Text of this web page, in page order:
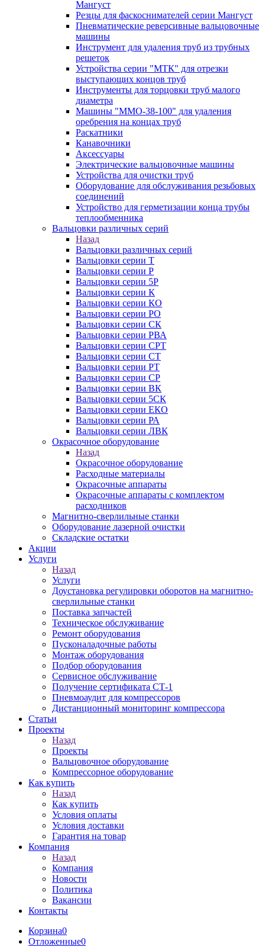
Мангуст
Резцы для фаскоснимателей серии Мангуст
Пневматические реверсивные вальцовочные
машины
Инструмент для удаления труб из трубных
решеток
Устройства серии "МТК" для отрезки
выступающих концов труб
Инструменты для торцовки труб малого
диаметра
Машины "ММО-38-100" для удаления
оребрения на концах труб
Раскатники
Канавочники
Аксессуары
Электрические вальцовочные машины
Устройства для очистки труб
Оборудование для обслуживания резьбовых
соединений
Устройство для герметизации конца трубы
теплообменника
Вальцовки различных серий
Назад
Вальцовки различных серий
Вальцовки серии Т
Вальцовки серии Р
Вальцовки серии 5Р
Вальцовки серии К
Вальцовки серии КО
Вальцовки серии РО
Вальцовки серии СК
Вальцовки серии РВА
Вальцовки серии СРТ
Вальцовки серии СТ
Вальцовки серии РТ
Вальцовки серии СР
Вальцовки серии ВК
Вальцовки серии 5СК
Вальцовки серии ЕКО
Вальцовки серии РА
Вальцовки серии ЛВК
Окрасочное оборудование
Назад
Окрасочное оборудование
Расходные материалы
Окрасочные аппараты
Окрасочные аппараты с комплектом
расходников
Магнитно-сверлильные станки
Оборудование лазерной очистки
Складские остатки
Акции
Услуги
Назад
Услуги
Доустановка регулировки оборотов на магнитно-
сверлильные станки
Поставка запчастей
Техническое обслуживание
Ремонт оборудования
Пусконаладочные работы
Монтаж оборудования
Подбор оборудования
Сервисное обслуживание
Получение сертификата СТ-1
Пневмоаудит для компрессоров
Дистанционный мониторинг компрессора
Статьи
Проекты
Назад
Проекты
Вальцовочное оборудование
Компрессорное оборудование
Как купить
Назад
Как купить
Условия оплаты
Условия доставки
Гарантия на товар
Компания
Назад
Компания
Новости
Политика
Вакансии
Контакты
Корзина0
Отложенные0